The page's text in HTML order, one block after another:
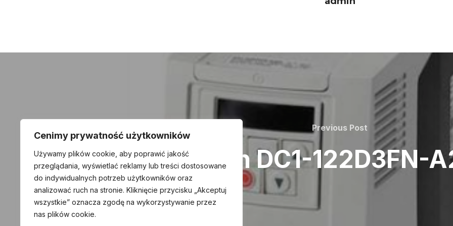
Cenimy prywatność użytkowników
Używamy plików cookie, aby poprawić jakość
przeglądania, wyświetlać reklamy lub treści dostosowane
do indywidualnych potrzeb użytkowników oraz
analizować ruch na stronie. Kliknięcie przycisku „Akceptuj
wszystkie” oznacza zgodę na wykorzystywanie przez
nas plików cookie.
Previous
Previous Post
Eaton DC1-122D3FN-